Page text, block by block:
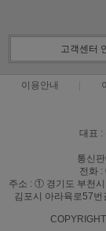
고객센터
이용안내
대표 :
통신
전화
주소 : ① 경기도 부천
김포시 아라육로57